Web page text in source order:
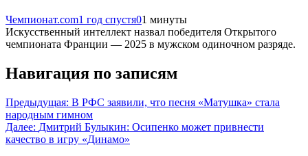
Чемпионат.com1 год спустя01 минуты
Искусственный интеллект назвал победителя Открытого
чемпионата Франции — 2025 в мужском одиночном разряде.
Навигация по записям
Предыдущая: В РФС заявили, что песня «Матушка» стала
народным гимном
Далее: Дмитрий Булыкин: Осипенко может привнести
качество в игру «Динамо»